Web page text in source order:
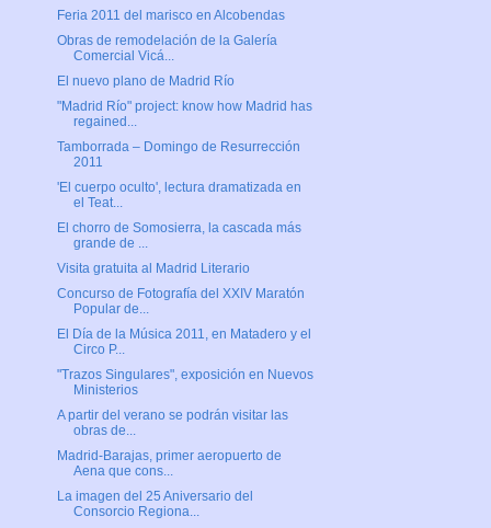
Feria 2011 del marisco en Alcobendas
Obras de remodelación de la Galería
Comercial Vicá...
El nuevo plano de Madrid Río
"Madrid Río" project: know how Madrid has
regained...
Tamborrada – Domingo de Resurrección
2011
'El cuerpo oculto', lectura dramatizada en
el Teat...
El chorro de Somosierra, la cascada más
grande de ...
Visita gratuita al Madrid Literario
Concurso de Fotografía del XXIV Maratón
Popular de...
El Día de la Música 2011, en Matadero y el
Circo P...
"Trazos Singulares", exposición en Nuevos
Ministerios
A partir del verano se podrán visitar las
obras de...
Madrid-Barajas, primer aeropuerto de
Aena que cons...
La imagen del 25 Aniversario del
Consorcio Regiona...